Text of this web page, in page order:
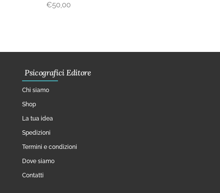
€50,00
Psicografici Editore
Chi siamo
Shop
La tua idea
Spedizioni
Termini e condizioni
Dove siamo
Contatti